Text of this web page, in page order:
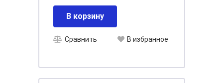
В корзину
Сравнить В избранное